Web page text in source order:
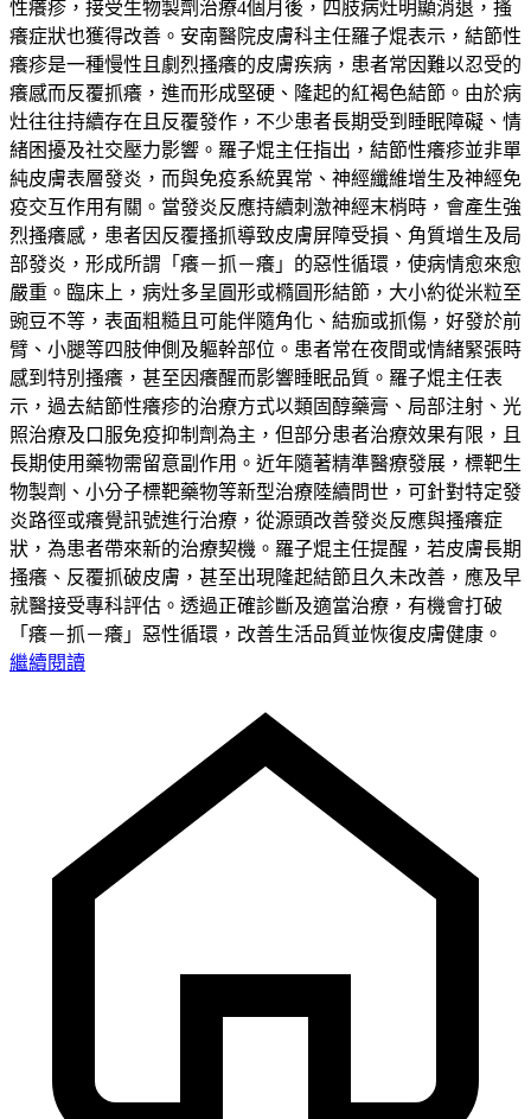
性癢疹，接受生物製劑治療4個月後，四肢病灶明顯消退，搔
癢症狀也獲得改善。安南醫院皮膚科主任羅子焜表示，結節性
癢疹是一種慢性且劇烈搔癢的皮膚疾病，患者常因難以忍受的
癢感而反覆抓癢，進而形成堅硬、隆起的紅褐色結節。由於病
灶往往持續存在且反覆發作，不少患者長期受到睡眠障礙、情
緒困擾及社交壓力影響。羅子焜主任指出，結節性癢疹並非單
純皮膚表層發炎，而與免疫系統異常、神經纖維增生及神經免
疫交互作用有關。當發炎反應持續刺激神經末梢時，會產生強
烈搔癢感，患者因反覆搔抓導致皮膚屏障受損、角質增生及局
部發炎，形成所謂「癢－抓－癢」的惡性循環，使病情愈來愈
嚴重。臨床上，病灶多呈圓形或橢圓形結節，大小約從米粒至
豌豆不等，表面粗糙且可能伴隨角化、結痂或抓傷，好發於前
臂、小腿等四肢伸側及軀幹部位。患者常在夜間或情緒緊張時
感到特別搔癢，甚至因癢醒而影響睡眠品質。羅子焜主任表
示，過去結節性癢疹的治療方式以類固醇藥膏、局部注射、光
照治療及口服免疫抑制劑為主，但部分患者治療效果有限，且
長期使用藥物需留意副作用。近年隨著精準醫療發展，標靶生
物製劑、小分子標靶藥物等新型治療陸續問世，可針對特定發
炎路徑或癢覺訊號進行治療，從源頭改善發炎反應與搔癢症
狀，為患者帶來新的治療契機。羅子焜主任提醒，若皮膚長期
搔癢、反覆抓破皮膚，甚至出現隆起結節且久未改善，應及早
就醫接受專科評估。透過正確診斷及適當治療，有機會打破
「癢－抓－癢」惡性循環，改善生活品質並恢復皮膚健康。
繼續閱讀